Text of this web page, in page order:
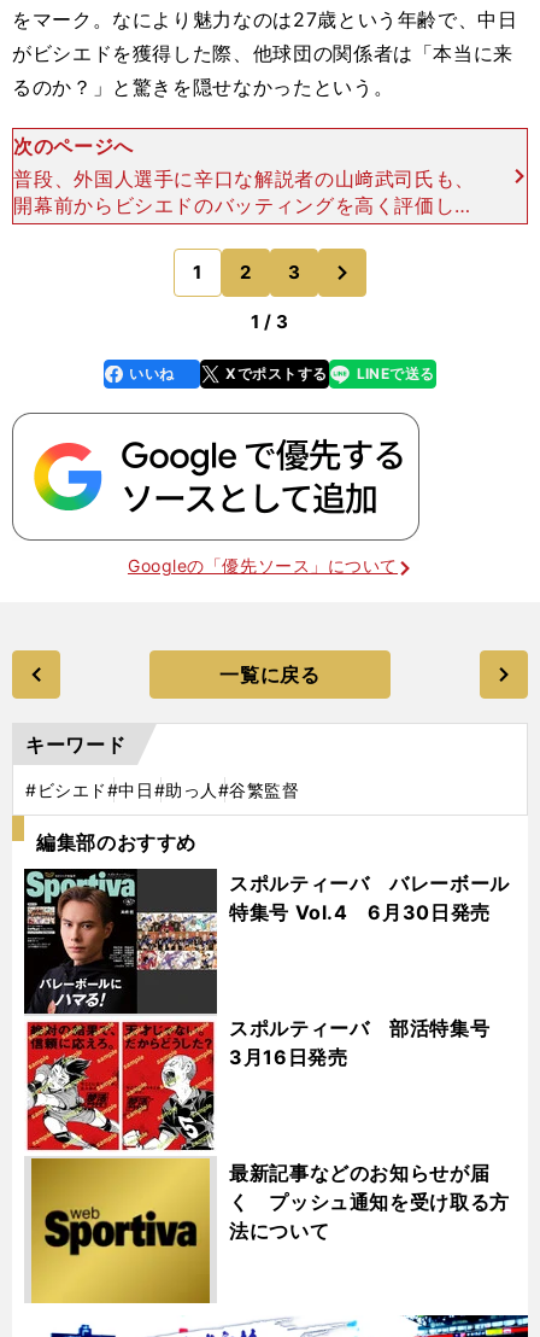
をマーク。なにより魅力なのは27歳という年齢で、中日
がビシエドを獲得した際、他球団の関係者は「本当に来
るのか？」と驚きを隠せなかったという。
次のページへ
普段、外国人選手に辛口な解説者の山﨑武司氏も、
開幕前からビシエドのバッティングを高く評価して
いた。「メジャーでの実績もあるし、打ち方も上下
のぶれがなく、ステップもそんなにしない。悪くな
い打ち方です
1 2 3
1 / 3
faceboo
k
いいね Xでポストする
line LINEで送る
Googleの「優先ソース」について
一覧に戻る
キーワード
#ビシエド#中日#助っ人 #谷繁監督
編集部のおすすめ
スポルティーバ バレーボール
特集号 Vol.4 6月30日発売
スポルティーバ 部活特集号
3月16日発売
最新記事などのお知らせが届
く プッシュ通知を受け取る方
法について